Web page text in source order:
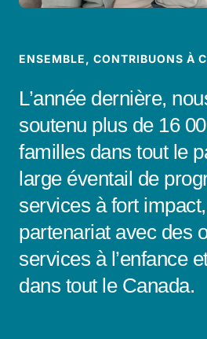
ENSEMBLE, CONTRIBUONS À
L’année dernière,
soutenu plus de 16
familles dans tout le
large éventail de
services à fort
partenariat avec des
services à l’enfance
dans tout le Canada.